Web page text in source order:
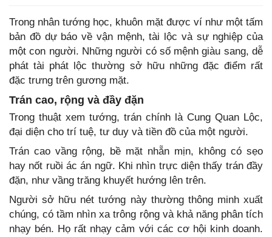
Trong nhân tướng học, khuôn mặt được ví như một tấm
bản đồ dự báo về vận mệnh, tài lộc và sự nghiệp của
một con người. Những người có số mệnh giàu sang, dễ
phát tài phát lộc thường sở hữu những đặc điểm rất
đặc trưng trên gương mặt.
Trán cao, rộng và đầy đặn
Trong thuật xem tướng, trán chính là Cung Quan Lộc,
đại diện cho trí tuệ, tư duy và tiền đồ của một người.
Trán cao vầng rộng, bề mặt nhẵn mịn, không có sẹo
hay nốt ruồi ác án ngữ. Khi nhìn trực diện thấy trán đầy
đặn, như vầng trăng khuyết hướng lên trên.
Người sở hữu nét tướng này thường thông minh xuất
chúng, có tầm nhìn xa trông rộng và khả năng phân tích
nhạy bén. Họ rất nhạy cảm với các cơ hội kinh doanh.